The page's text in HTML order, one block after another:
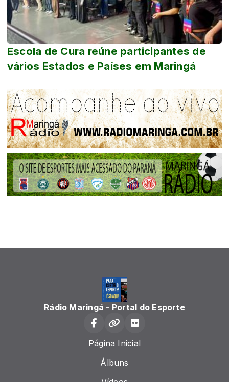
Escola de Cura reúne participantes de
vários Estados e Países em Maringá
Rádio Maringá - Portal do Esporte
Página Inicial
Álbuns